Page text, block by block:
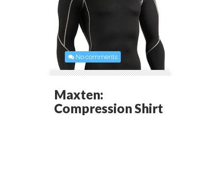
No comments
Maxten:
Compression Shirt